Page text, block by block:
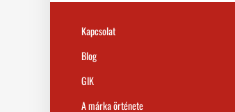
Kapcsolat
Blog
GIK
A márka örténete